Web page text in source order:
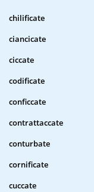
chilificate
ciancicate
ciccate
codificate
conficcate
contrattaccate
conturbate
cornificate
cuccate